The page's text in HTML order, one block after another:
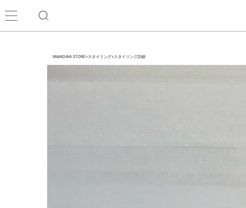
YAMADAYA STORE>スタイリング>スタイリング詳細